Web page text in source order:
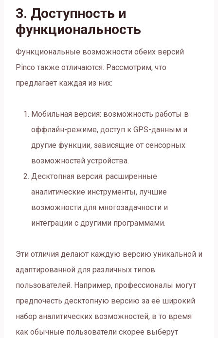
3. Доступность и
функциональность
Функциональные возможности обеих версий
Pinco также отличаются. Рассмотрим, что
предлагает каждая из них:
Мобильная версия: возможность работы в
оффлайн-режиме, доступ к GPS-данным и
другие функции, зависящие от сенсорных
возможностей устройства.
Десктопная версия: расширенные
аналитические инструменты, лучшие
возможности для многозадачности и
интеграции с другими программами.
Эти отличия делают каждую версию уникальной и
адаптированной для различных типов
пользователей. Например, профессионалы могут
предпочесть десктопную версию за её широкий
набор аналитических возможностей, в то время
как обычные пользователи скорее выберут